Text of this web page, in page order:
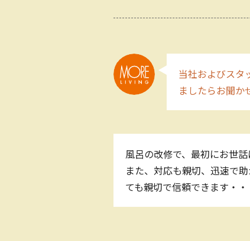
当社およびスタ
ましたらお聞か
風呂の改修で、最初にお世
また、対応も親切、迅速で
ても親切で信頼できます・・